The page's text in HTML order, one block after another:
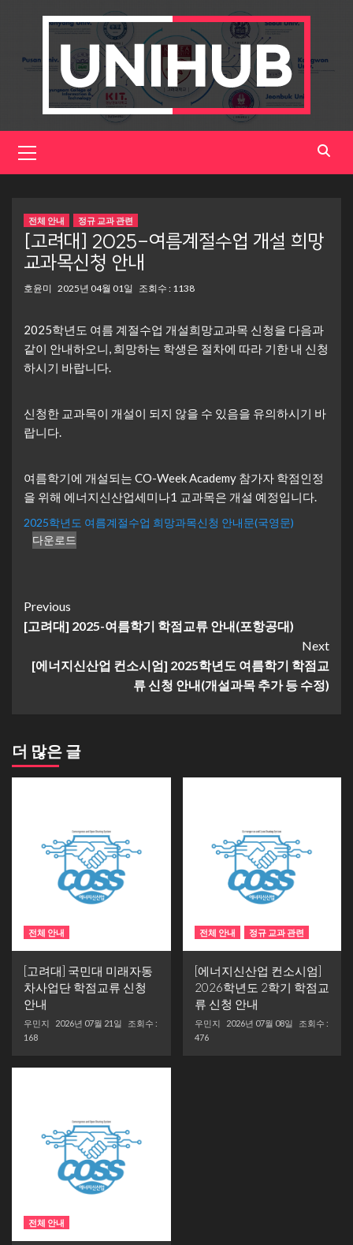
Menu
전체 안내 정규 교과 관련
[고려대] 2025-여름계절수업 개설 희망
교과목신청 안내
호윤미 2025년 04월 01일 조회수 : 1138
2025학년도 여름 계절수업 개설희망교과목 신청을 다음과
같이 안내하오니, 희망하는 학생은 절차에 따라 기한 내 신청
하시기 바랍니다.
신청한 교과목이 개설이 되지 않을 수 있음을 유의하시기 바
랍니다.
여름학기에 개설되는 CO-Week Academy 참가자 학점인정
을 위해 에너지신산업세미나1 교과목은 개설 예정입니다.
2025학년도 여름계절수업 희망과목신청 안내문(국영문)
다운로드
Continue
Reading
Previous
[고려대] 2025-여름학기 학점교류 안내(포항공대)
Next
[에너지신산업 컨소시엄] 2025학년도 여름학기 학점교
류 신청 안내(개설과목 추가 등 수정)
더 많은 글
전체 안내
[고려대] 국민대 미래자동
차사업단 학점교류 신청
안내
우민지 2026년 07월 21일
조회수 :
168
전체 안내 정규 교과 관련
[에너지신산업 컨소시엄]
2026학년도 2학기 학점교
류 신청 안내
우민지 2026년 07월 08일
조회수 :
476
전체 안내